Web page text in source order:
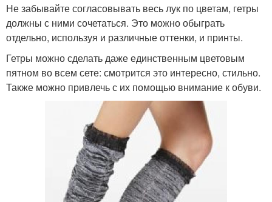
Не забывайте согласовывать весь лук по цветам, гетры
должны с ними сочетаться. Это можно обыграть
отдельно, используя и различные оттенки, и принты.
Гетры можно сделать даже единственным цветовым
пятном во всем сете: смотрится это интересно, стильно.
Также можно привлечь с их помощью внимание к обуви.